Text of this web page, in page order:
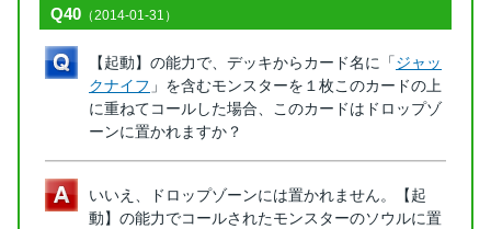
Q40 （2014-01-31）
【起動】の能力で、デッキからカード名に「ジャッ
クナイフ 」を含むモンスターを１枚このカードの上
に重ねてコールした場合、このカードはドロップゾ
ーンに置かれますか？
いいえ、ドロップゾーンには置かれません。【起
動】の能力でコールされたモンスターのソウルに置